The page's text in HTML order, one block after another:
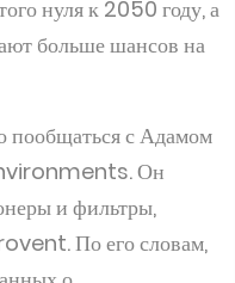
пообщаться с Адамом
Он
По его словам,
о
управления общей
того, использование